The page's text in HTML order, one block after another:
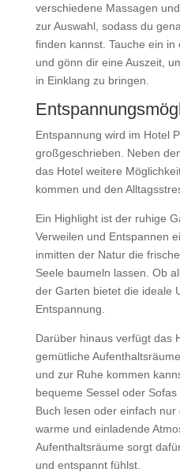
verschiedene Massagen
zur Auswahl, sodass du
finden kannst. Tauche ein
und gönn dir eine Auszeit,
in Einklang zu bringen.
Entspannung wird im Hotel
großgeschrieben. Neben
das Hotel weitere
kommen und den
Ein Highlight ist der ruhige
Verweilen und Entspannen
inmitten der Natur die
Seele baumeln lassen. Ob
der Garten bietet die ideale
Entspannung.
Darüber hinaus verfügt das
gemütliche
und zur Ruhe kommen
bequeme Sessel oder
Buch lesen oder einfach
warme und einladende
Aufenthaltsräume sorgt
und entspannt fühlst.